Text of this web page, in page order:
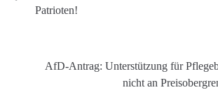
Patrioten!
AfD-Antrag: Unterstützung für
nicht an